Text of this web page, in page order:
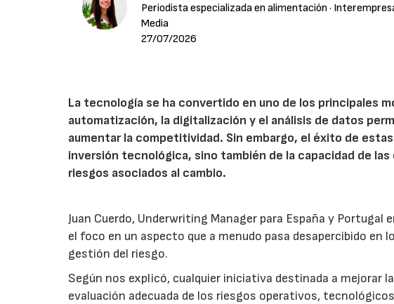
Periodista especializada en alimentación ·
Media
27/07/2026
La tecnología se ha convertido en uno de los principales
automatización, la digitalización y el análisis de datos
aumentar la competitividad. Sin embargo, el éxito de
inversión tecnológica, sino también de la capacidad de
riesgos asociados al cambio.
Juan Cuerdo, Underwriting Manager para España y Portugal
el foco en un aspecto que a menudo pasa desapercibido
gestión del riesgo.
Según nos explicó, cualquier iniciativa destinada a mejorar
evaluación adecuada de los riesgos operativos,